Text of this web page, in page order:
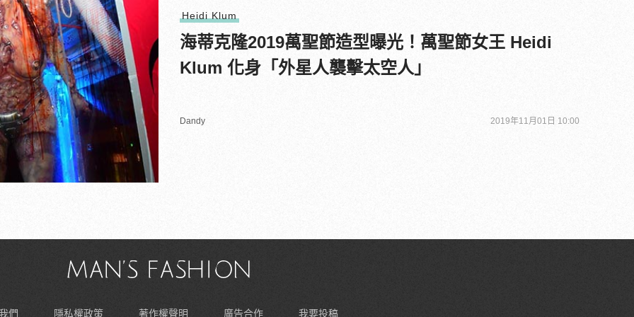
Heidi Klum
海蒂克隆2019萬聖節造型曝光！萬聖節女王 Heidi
Klum 化身「外星人襲擊太空人」
Dandy 2019年11月01日 10:00
們 隱私權政策 著作權聲明 廣告合作 我要投稿